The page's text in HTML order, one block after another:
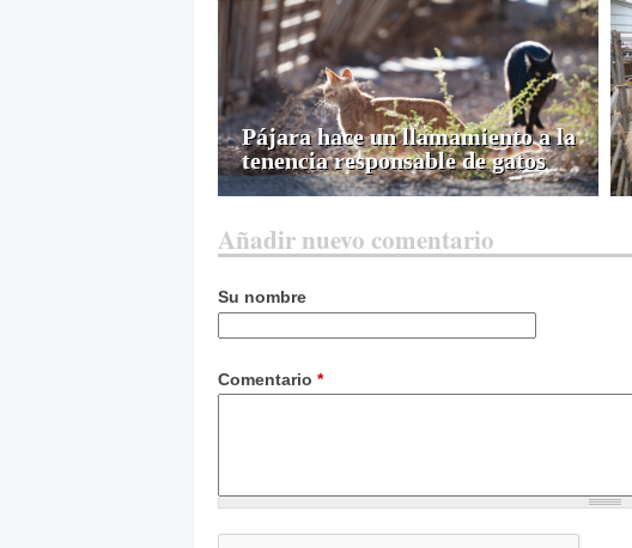
Pájara hace un llamamiento a la
tenencia responsable de gatos
Añadir nuevo comentario
Su nombre
Comentario *